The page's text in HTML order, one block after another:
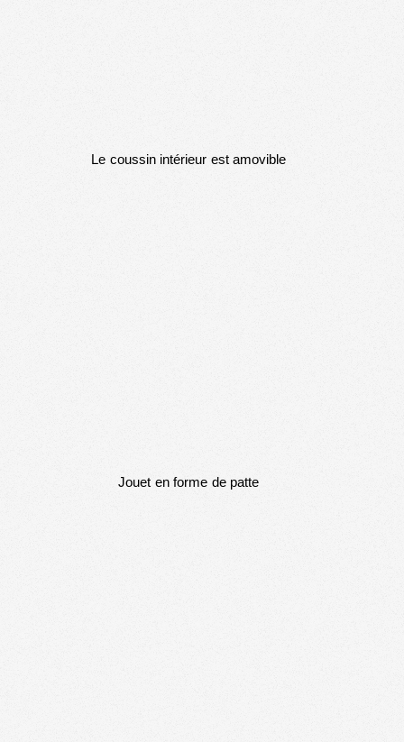
Le coussin intérieur est amovible
Jouet en forme de patte